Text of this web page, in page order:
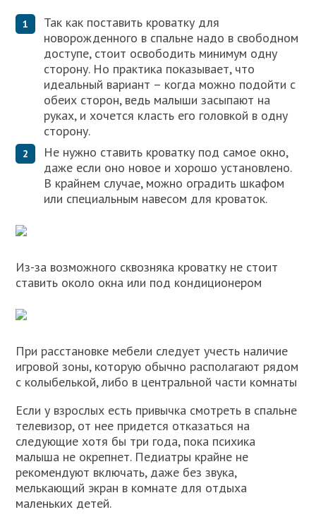
Так как поставить кроватку для
новорожденного в спальне надо в свободном
доступе, стоит освободить минимум одну
сторону. Но практика показывает, что
идеальный вариант – когда можно подойти с
обеих сторон, ведь малыши засыпают на
руках, и хочется класть его головкой в одну
сторону.
Не нужно ставить кроватку под самое окно,
даже если оно новое и хорошо установлено.
В крайнем случае, можно оградить шкафом
или специальным навесом для кроваток.
Из-за возможного сквозняка кроватку не стоит
ставить около окна или под кондиционером
При расстановке мебели следует учесть наличие
игровой зоны, которую обычно располагают рядом
с колыбелькой, либо в центральной части комнаты
Если у взрослых есть привычка смотреть в спальне
телевизор, от нее придется отказаться на
следующие хотя бы три года, пока психика
малыша не окрепнет. Педиатры крайне не
рекомендуют включать, даже без звука,
мелькающий экран в комнате для отдыха
маленьких детей.